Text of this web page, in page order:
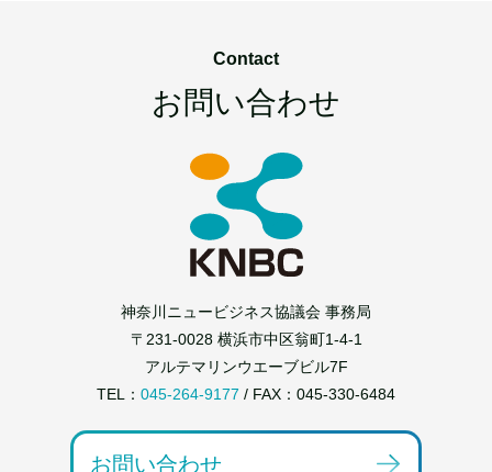
Contact
お問い合わせ
神奈川ニュービジネス協議会 事務局
〒231-0028 横浜市中区翁町1-4-1
アルテマリンウエーブビル7F
TEL： 045-264-9177 / FAX：045-330-6484
お問い合わせ